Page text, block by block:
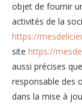
objet de fournir
activités de la
https://
site https://
aussi précises
responsable des
dans la mise à